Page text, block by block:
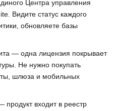
Центра управления
Видите статус каждого
обновляете базы
— одна лицензия покрывает
Не нужно покупать
шлюза и мобильных
продукт входит в реестр